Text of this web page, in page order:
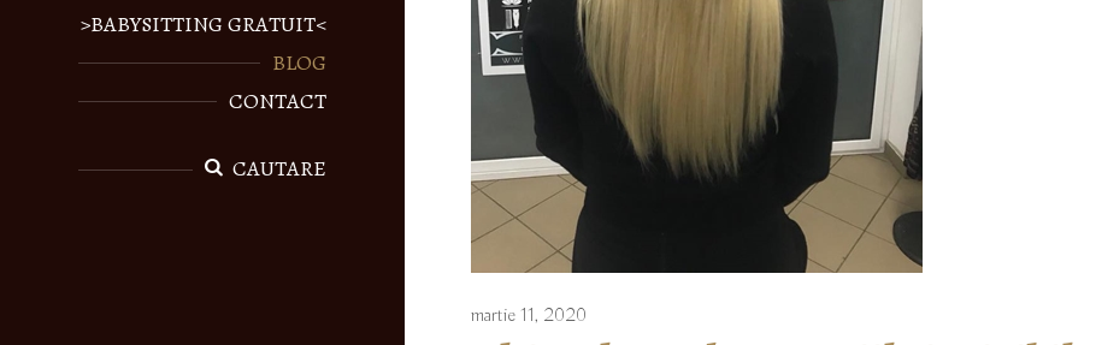
>BABYSITTING GRATUIT<
BLOG
CONTACT
CAUTARE
martie 11, 2020